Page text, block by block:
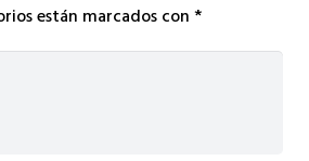
están marcados con*